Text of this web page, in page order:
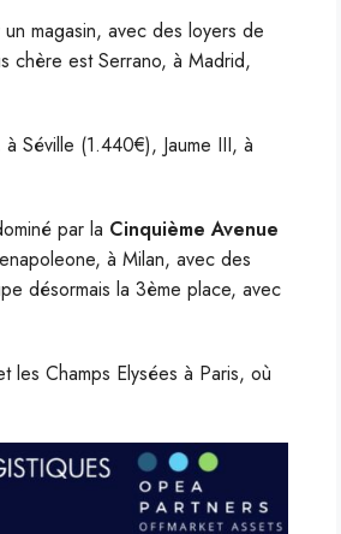
magasin, avec des loyers de
chère est Serrano, à Madrid,
à Séville (1.440€), Jaume III, à
par la Cinquième Avenue
à Milan, avec des
désormais la 3ème place, avec
Champs Elysées à Paris, où